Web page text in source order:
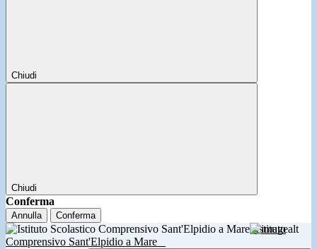
Chiudi
Chiudi
Conferma
Annulla Conferma
Istituto
Comprensivo Sant'Elpidio a Mare